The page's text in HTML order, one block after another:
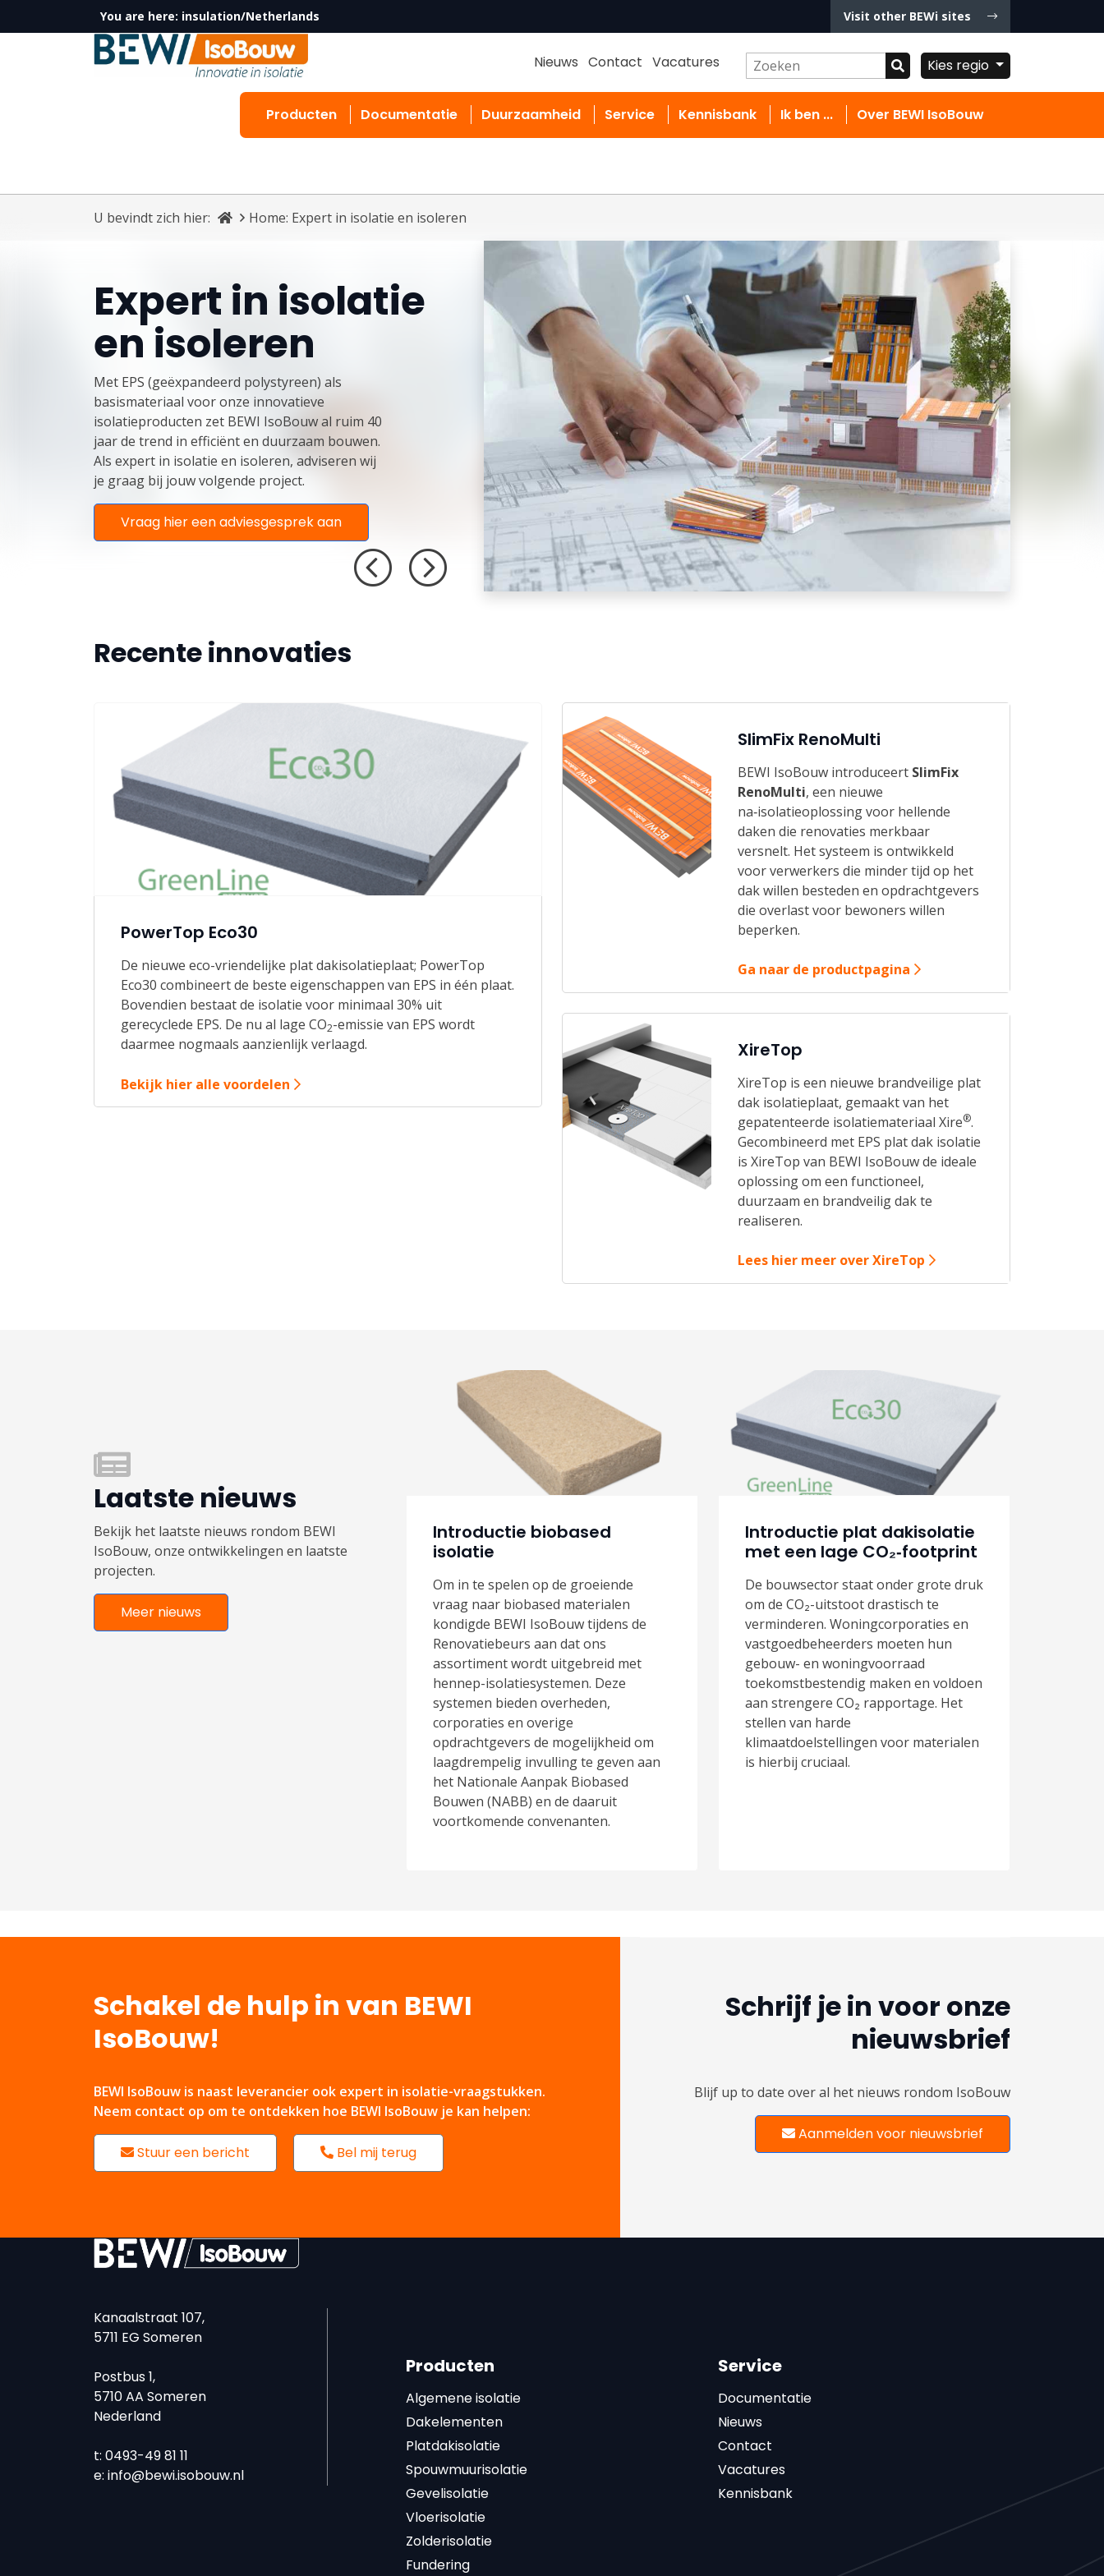
You are here: insulation/Netherlands Visit other BEWi sites
Nieuws Contact Vacatures Kies regio
Producten Documentatie Duurzaamheid Service Kennisbank Ik ben ... Over BEWI IsoBouw
U bevindt zich hier: Home: Expert in isolatie en isoleren
Expert in isolatie
en isoleren
Met EPS (geëxpandeerd polystyreen) als
basismateriaal voor onze innovatieve
isolatieproducten zet BEWI IsoBouw al ruim 40
jaar de trend in efficiënt en duurzaam bouwen.
Als expert in isolatie en isoleren, adviseren wij
je graag bij jouw volgende project.
Vraag hier een adviesgesprek aan
Recente innovaties
PowerTop Eco30
De nieuwe eco-vriendelijke plat dakisolatieplaat; PowerTop
Eco30 combineert de beste eigenschappen van EPS in één plaat.
Bovendien bestaat de isolatie voor minimaal 30% uit
gerecyclede EPS. De nu al lage CO2-emissie van EPS wordt
daarmee nogmaals aanzienlijk verlaagd.
Bekijk hier alle voordelen
SlimFix RenoMulti
BEWI IsoBouw introduceert SlimFix
RenoMulti, een nieuwe
na‑isolatieoplossing voor hellende
daken die renovaties merkbaar
versnelt. Het systeem is ontwikkeld
voor verwerkers die minder tijd op het
dak willen besteden en opdrachtgevers
die overlast voor bewoners willen
beperken.
Ga naar de productpagina
XireTop
XireTop is een nieuwe brandveilige plat
dak isolatieplaat, gemaakt van het
gepatenteerde isolatiemateriaal Xire®.
Gecombineerd met EPS plat dak isolatie
is XireTop van BEWI IsoBouw de ideale
oplossing om een functioneel,
duurzaam en brandveilig dak te
realiseren.
Lees hier meer over XireTop
Laatste nieuws
Bekijk het laatste nieuws rondom BEWI
IsoBouw, onze ontwikkelingen en laatste
projecten.
Meer nieuws
Introductie biobased
isolatie
Om in te spelen op de groeiende
vraag naar biobased materialen
kondigde BEWI IsoBouw tijdens de
Renovatiebeurs aan dat ons
assortiment wordt uitgebreid met
hennep-isolatiesystemen. Deze
systemen bieden overheden,
corporaties en overige
opdrachtgevers de mogelijkheid om
laagdrempelig invulling te geven aan
het Nationale Aanpak Biobased
Bouwen (NABB) en de daaruit
voortkomende convenanten.
Introductie plat dakisolatie
met een lage CO₂‑footprint
De bouwsector staat onder grote druk
om de CO₂-uitstoot drastisch te
verminderen. Woningcorporaties en
vastgoedbeheerders moeten hun
gebouw- en woningvoorraad
toekomstbestendig maken en voldoen
aan strengere CO₂ rapportage. Het
stellen van harde
klimaatdoelstellingen voor materialen
is hierbij cruciaal.
Schakel de hulp in van BEWI
IsoBouw!
BEWI IsoBouw is naast leverancier ook expert in isolatie-vraagstukken.
Neem contact op om te ontdekken hoe BEWI IsoBouw je kan helpen:
Stuur een bericht Bel mij terug
Schrijf je in voor onze
nieuwsbrief
Blijf up to date over al het nieuws rondom IsoBouw
Aanmelden voor nieuwsbrief
Kanaalstraat 107,
5711 EG Someren
Postbus 1,
5710 AA Someren
Nederland
t: 0493-49 81 11
e: info@bewi.isobouw.nl
Producten
Algemene isolatie
Dakelementen
Platdakisolatie
Spouwmuurisolatie
Gevelisolatie
Vloerisolatie
Zolderisolatie
Fundering
Service
Documentatie
Nieuws
Contact
Vacatures
Kennisbank